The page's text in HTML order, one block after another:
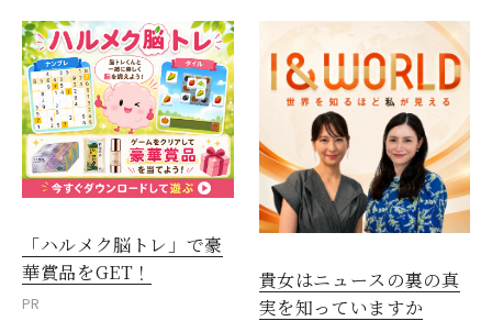
「ハルメク脳トレ」で豪
華賞品をGET！
PR
貴女はニュースの裏の真
実を知っていますか